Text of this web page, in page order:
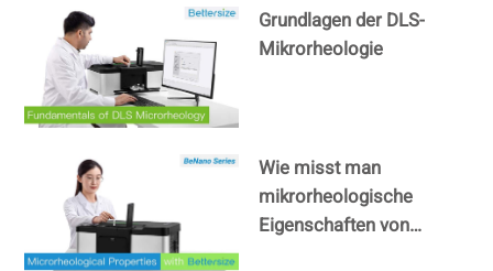
Grundlagen der DLS-
Mikrorheologie
Wie misst man
mikrorheologische
Eigenschaften von